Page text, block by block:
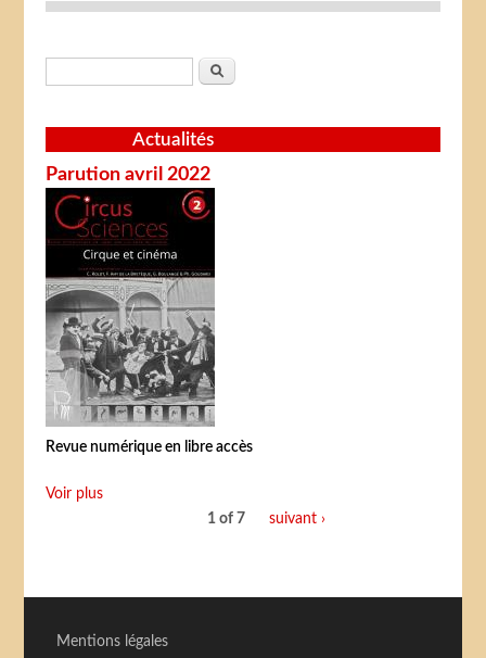
Formulaire de recherche
Rechercher
Actualités
Parution avril 2022
Revue numérique en libre accès
Voir plus
1 of 7
suivant ›
Mentions légales